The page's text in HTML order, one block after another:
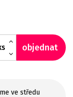
objednat
ve středu